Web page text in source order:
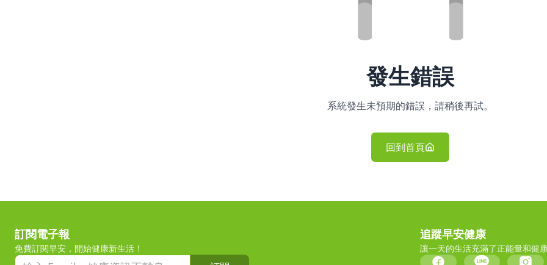
發生錯誤
系統發生未預期的錯誤，請稍後再試。
回到首頁
訂閱電子報
免費訂閱早安，開始健康新生活！
追蹤早安健康
讓一天的生活充滿了正能量和健